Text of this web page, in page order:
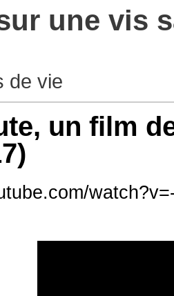
une vis
de vie
un film